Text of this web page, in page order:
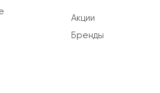
Акции
Бренды